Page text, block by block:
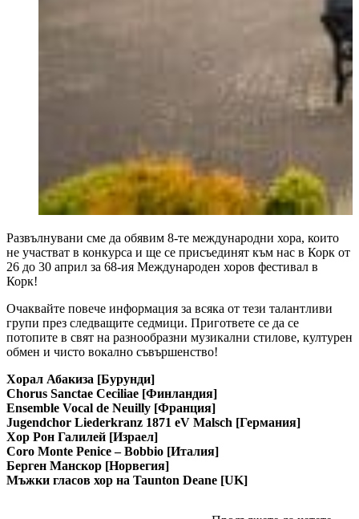
Развълнувани сме да обявим 8-те международни хора, които
не участват в конкурса и ще се присъединят към нас в Корк от
26 до 30 април за 68-ия Международен хоров фестивал в
Корк!
Очаквайте повече информация за всяка от тези талантливи
групи през следващите седмици. Пригответе се да се
потопите в свят на разнообразни музикални стилове, културен
обмен и чисто вокално съвършенство!
Хорал Абакиза [Бурунди]
Chorus Sanctae Ceciliae [Финландия]
Ensemble Vocal de Neuilly [Франция]
Jugendchor Liederkranz 1871 eV Malsch [Германия]
Хор Рон Галилей [Израел]
Coro Monte Penice – Bobbio [Италия]
Берген Манскор [Норвегия]
Мъжки гласов хор на Taunton Deane [UK]